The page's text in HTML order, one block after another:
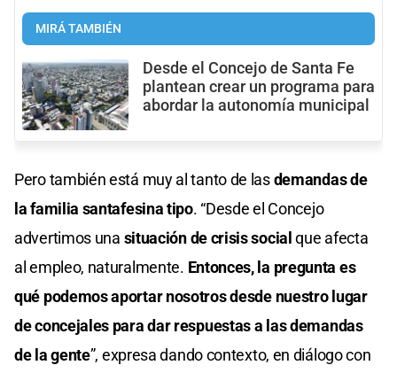
MIRÁ TAMBIÉN
Desde el Concejo de Santa Fe
plantean crear un programa para
abordar la autonomía municipal
Pero también está muy al tanto de lasdemandas de
la familia santafesina tipo. “Desde el Concejo
advertimos una situación de crisis socialque afecta
al empleo, naturalmente. Entonces, la pregunta es
qué podemos aportar nosotros desde nuestro lugar
de concejales para dar respuestas a las demandas
de la gente”, expresa dando contexto, en diálogo con